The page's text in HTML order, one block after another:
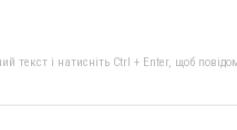
текст і натисніть Ctrl + Enter, щоб